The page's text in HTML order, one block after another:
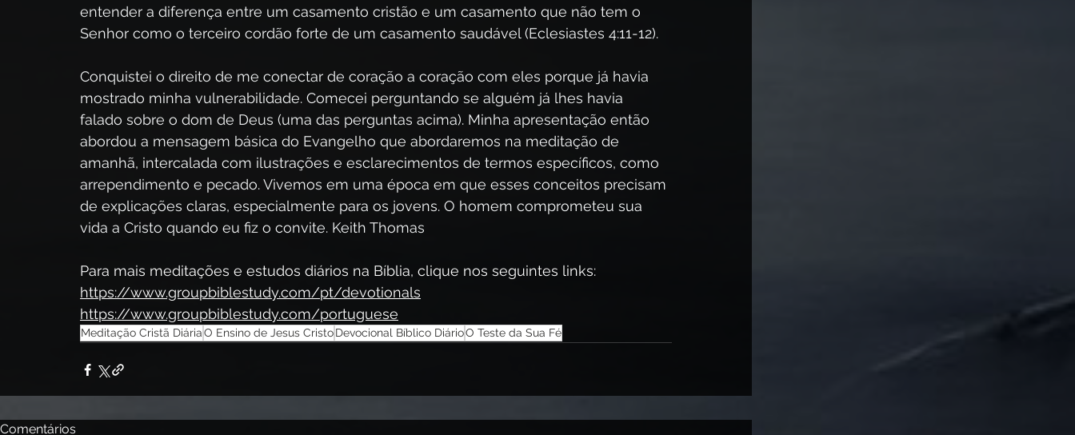
entender a diferença entre um casamento cristão e um casamento que não tem o
Senhor como o terceiro cordão forte de um casamento saudável (Eclesiastes 4:11-12).
Conquistei o direito de me conectar de coração a coração com eles porque já havia
mostrado minha vulnerabilidade. Comecei perguntando se alguém já lhes havia
falado sobre o dom de Deus (uma das perguntas acima). Minha apresentação então
abordou a mensagem básica do Evangelho que abordaremos na meditação de
amanhã, intercalada com ilustrações e esclarecimentos de termos específicos, como
arrependimento e pecado. Vivemos em uma época em que esses conceitos precisam
de explicações claras, especialmente para os jovens. O homem comprometeu sua
vida a Cristo quando eu fiz o convite. Keith Thomas
Para mais meditações e estudos diários na Bíblia, clique nos seguintes links:
https://www.groupbiblestudy.com/pt/devotionals
https://www.groupbiblestudy.com/portuguese
Meditação Cristã DiáriaO Ensino de Jesus CristoDevocional Bíblico DiárioO Teste da Sua Fé
Comentários